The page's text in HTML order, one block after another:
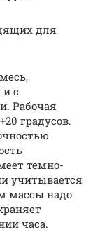
для
с
Рабочая
градусов.
темно-
учитывается
массы надо
часа.